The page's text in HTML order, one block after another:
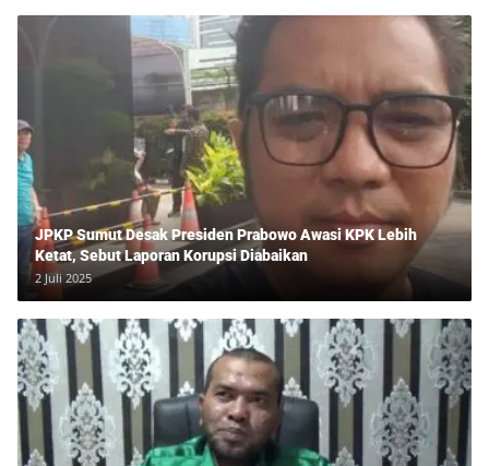
JPKP Sumut Desak Presiden Prabowo Awasi KPK Lebih
Ketat, Sebut Laporan Korupsi Diabaikan
2 Juli 2025